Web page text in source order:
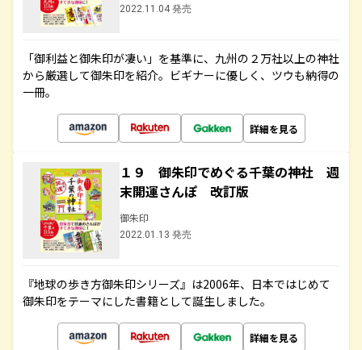
2022.11.04 発売
「御利益と御朱印が凄い」を基準に、九州の２万社以上の神社
から厳選して御朱印を紹介。ビギナーに優しく、ツウも納得の
一冊。
詳細を見る
１９ 御朱印でめぐる千葉の神社 週
末開運さんぽ 改訂版
御朱印
2022.01.13 発売
『地球の歩き方御朱印シリーズ』は2006年、日本ではじめて
御朱印をテーマにした書籍として誕生しました。
詳細を見る